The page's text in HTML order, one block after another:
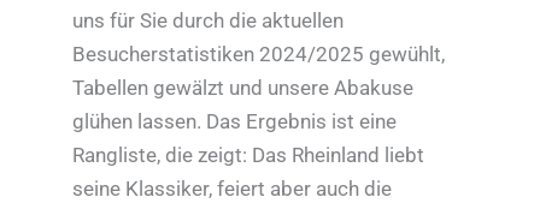
uns für Sie durch die aktuellen
Besucherstatistiken 2024/2025 gewühlt,
Tabellen gewälzt und unsere Abakuse
glühen lassen. Das Ergebnis ist eine
Rangliste, die zeigt: Das Rheinland liebt
seine Klassiker, feiert aber auch die